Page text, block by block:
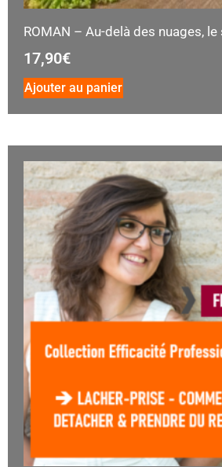
ROMAN – Au-delà des nuages,
17,90€
Ajouter au panier